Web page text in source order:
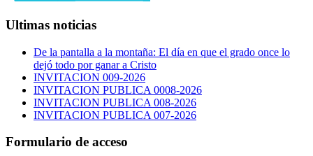
Ultimas noticias
De la pantalla a la montaña: El día en que el grado once lo
dejó todo por ganar a Cristo
INVITACION 009-2026
INVITACION PUBLICA 0008-2026
INVITACION PUBLICA 008-2026
INVITACION PUBLICA 007-2026
Formulario de acceso